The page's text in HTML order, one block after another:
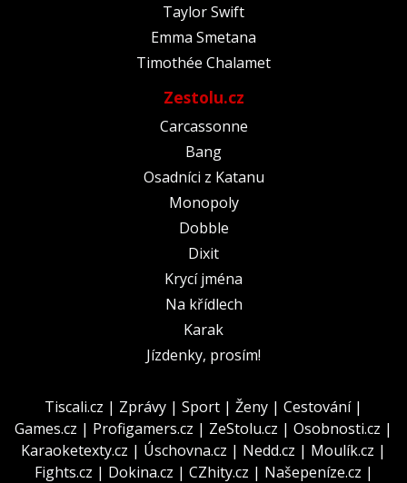
Taylor Swift
Emma Smetana
Timothée Chalamet
Zestolu.cz
Carcassonne
Bang
Osadníci z Katanu
Monopoly
Dobble
Dixit
Krycí jména
Na křídlech
Karak
Jízdenky, prosím!
Tiscali.cz | Zprávy | Sport | Ženy | Cestování|
Games.cz | Profigamers.cz | ZeStolu.cz | Osobnosti.cz |
Karaoketexty.cz | Úschovna.cz | Nedd.cz | Moulík.cz |
Fights.cz | Dokina.cz | CZhity.cz | Našepeníze.cz |